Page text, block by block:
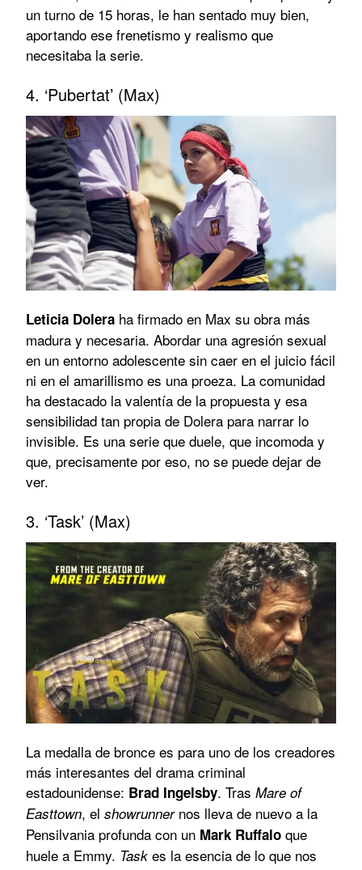
un turno de 15 horas, le han sentado muy bien,
aportando ese frenetismo y realismo que
necesitaba la serie.
4. ‘Pubertat’ (Max)
Leticia Dolera ha firmado en Max su obra más
madura y necesaria. Abordar una agresión sexual
en un entorno adolescente sin caer en el juicio fácil
ni en el amarillismo es una proeza. La comunidad
ha destacado la valentía de la propuesta y esa
sensibilidad tan propia de Dolera para narrar lo
invisible. Es una serie que duele, que incomoda y
que, precisamente por eso, no se puede dejar de
ver.
3. ‘Task’ (Max)
La medalla de bronce es para uno de los creadores
más interesantes del drama criminal
estadounidense: Brad Ingelsby. Tras Mare of
Easttown, el showrunnernos lleva de nuevo a la
Pensilvania profunda con un Mark Ruffalo que
huele a Emmy. Task es la esencia de lo que nos